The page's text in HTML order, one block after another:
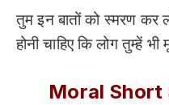
तुम इन बातों को स्मरण
होनी चाहिए कि लोग तुम्हें
Moral Short